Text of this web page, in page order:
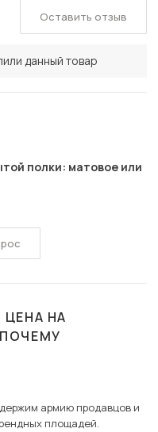
данный товар
Оставить отзыв
полки: матовое или
НА
армию продавцов и
площадей.